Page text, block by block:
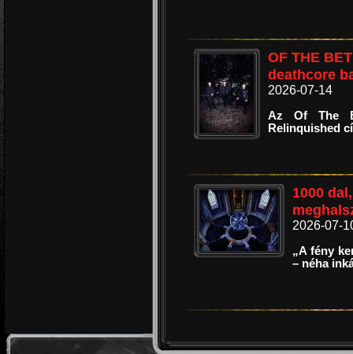
OF THE
deathcore
2026-07-14
Az Of The
Relinquished
1000
2026-07-
„A fény
– néha